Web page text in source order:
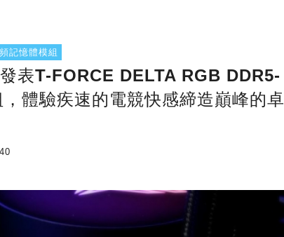
記憶體模組
表T-FORCE DELTA RGB DDR5-
體驗疾速的電競快感締造巔峰的卓